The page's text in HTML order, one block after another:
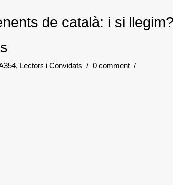
de català: i si
, Lectors i Convidats / 0 comment /